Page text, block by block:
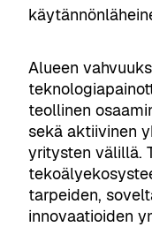
Alueen
teollinen
sekä aktiivinen
yritysten välillä.
tarpeiden,
innovaatioiden